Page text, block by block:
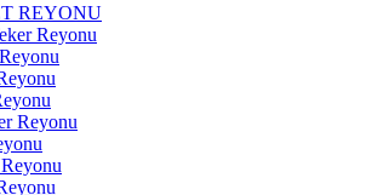
REYONU
Reyonu
Reyonu